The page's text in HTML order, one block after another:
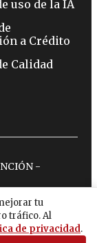
tu
tráfico. Al
de privacidad.
uso de la IA
a Crédito
Calidad
-